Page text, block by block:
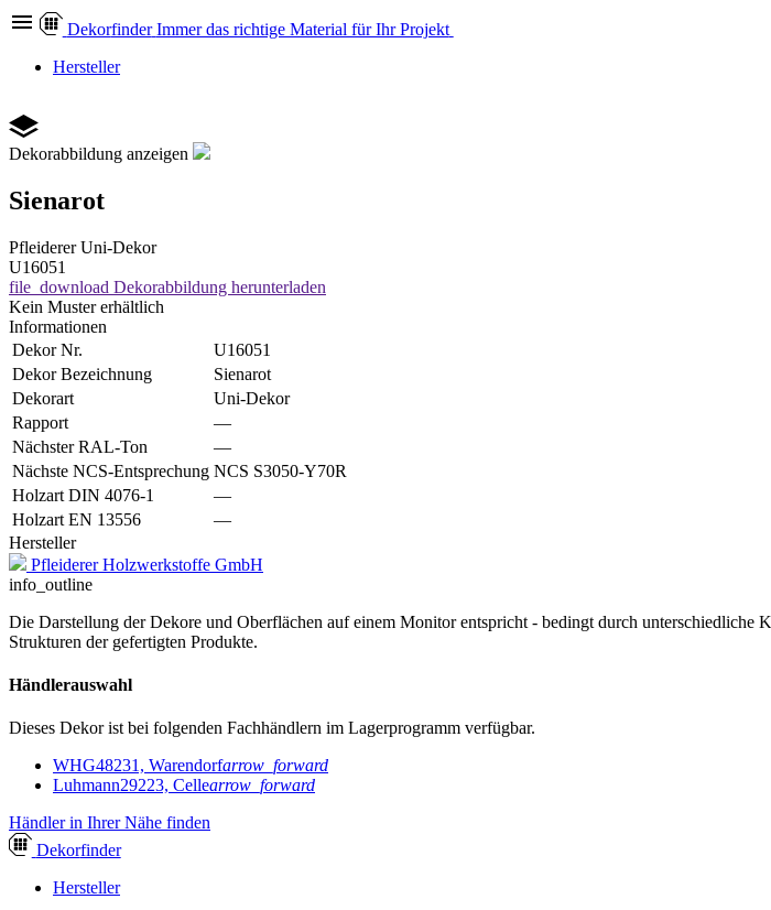
Dekorfinder Immer das richtige Material für Ihr Projekt
Hersteller
Dekorabbildung anzeigen
Sienarot
Pfleiderer Uni-Dekor
U16051
file_download Dekorabbildung herunterladen
Kein Muster erhältlich
Informationen
Dekor Nr.
U16051
Dekor Bezeichnung
Sienarot
Dekorart
Uni-Dekor
Rapport
—
Nächster RAL-Ton
—
Nächste NCS-Entsprechung NCS S3050-Y70R
Holzart DIN 4076-1
—
Holzart EN 13556
—
Hersteller
Pfleiderer Holzwerkstoffe GmbH
info_outline
Die Darstellung der Dekore und Oberflächen auf einem Monitor entspricht - bedingt durch unterschiedliche
Strukturen der gefertigten Produkte.
Händlerauswahl
Dieses Dekor ist bei folgenden Fachhändlern im Lagerprogramm verfügbar.
WHG48231, Warendorfarrow_forward
Luhmann29223, Cellearrow_forward
Händler in Ihrer Nähe finden
Dekorfinder
Hersteller